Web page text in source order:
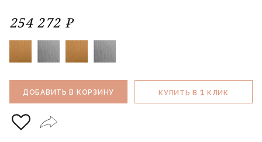
254 272 ₽
ДОБАВИТЬ В КОРЗИНУ КУПИТЬ В 1 КЛИК